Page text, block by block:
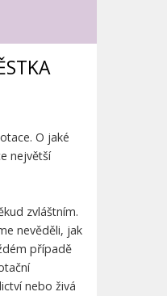
O jaké
největší
zvláštním.
nevěděli, jak
případě
nebo živá